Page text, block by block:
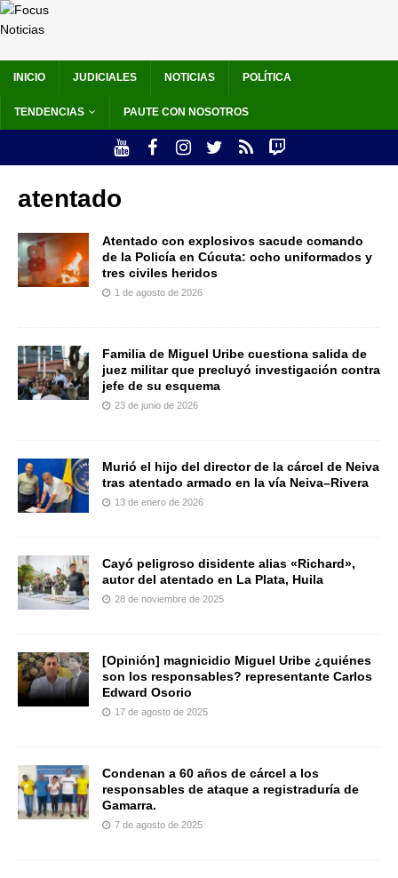
INICIO JUDICIALES NOTICIAS POLÍTICA
TENDENCIAS PAUTE CON NOSOTROS
atentado
Atentado con explosivos sacude comando
de la Policía en Cúcuta: ocho uniformados y
tres civiles heridos
1 de agosto de 2026
Familia de Miguel Uribe cuestiona salida de
juez militar que precluyó investigación contra
jefe de su esquema
23 de junio de 2026
Murió el hijo del director de la cárcel de Neiva
tras atentado armado en la vía Neiva–Rivera
13 de enero de 2026
Cayó peligroso disidente alias «Richard»,
autor del atentado en La Plata, Huila
28 de noviembre de 2025
[Opinión] magnicidio Miguel Uribe ¿quiénes
son los responsables? representante Carlos
Edward Osorio
17 de agosto de 2025
Condenan a 60 años de cárcel a los
responsables de ataque a registraduría de
Gamarra.
7 de agosto de 2025